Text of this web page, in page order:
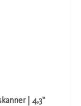
| 4,3"